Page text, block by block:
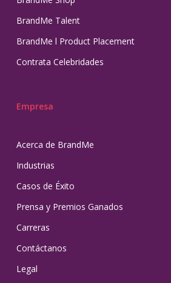
BrandMe Talent
BrandMe l Product Placement
Contrata Celebridades
Empresa
Acerca de BrandMe
Industrias
Casos de Éxito
Prensa y Premios Ganados
Carreras
Contáctanos
Legal